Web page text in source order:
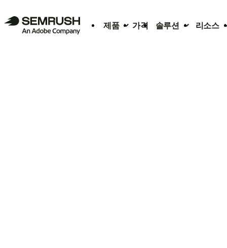
제품 가격 솔루션 리소스